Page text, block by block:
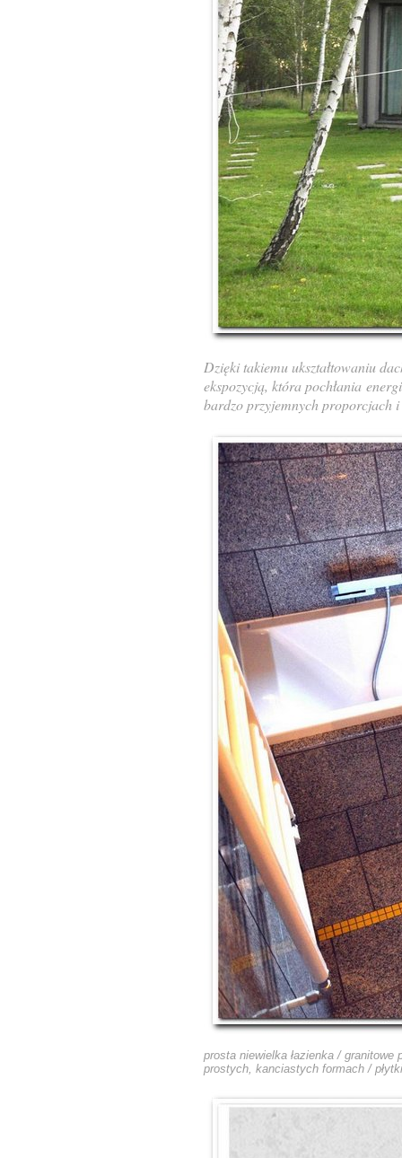
Dzięki takiemu ukształtowaniu
ekspozycją, która pochłania
bardzo przyjemnych proporcjach
prosta niewielka łazienka /
prostych, kanciastych formach /